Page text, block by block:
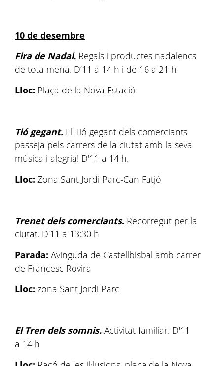
10 de desembre
Fira de Nadal. Regals i productes nadalencs
de tota mena. D’11 a 14 h i de 16 a 21 h
Lloc: Plaça de la Nova Estació
Tió gegant. El Tió gegant dels comerciants
passeja pels carrers de la ciutat amb la seva
música i alegria! D'11 a 14 h.
Lloc: Zona Sant Jordi Parc-Can Fatjó
Trenet dels comerciants. Recorregut per la
ciutat. D'11 a 13:30 h
Parada: Avinguda de Castellbisbal amb carrer
de Francesc Rovira
Lloc: zona Sant Jordi Parc
El Tren dels somnis. Activitat familiar. D'11
a 14 h